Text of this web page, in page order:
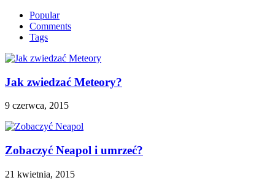
Popular
Comments
Tags
Jak zwiedzać Meteory?
9 czerwca, 2015
Zobaczyć Neapol i umrzeć?
21 kwietnia, 2015